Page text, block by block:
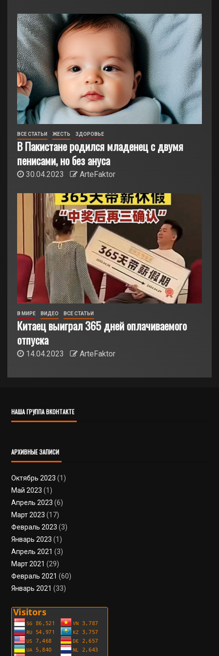
ВСЕ СТАТЬИ ЖЕСТЬ ЗДОРОВЬЕ
В Пакистане родился младенец с двумя
пенисами, но без ануса
30.04.2023 ArteFaktor
В МИРЕ ВИДЕО ВСЕ СТАТЬИ
Китаец выиграл 365 дней оплачиваемого
отпуска
14.04.2023 ArteFaktor
НАША ГРУППА ВКОНТАКТЕ
АРХИВНЫЕ ЗАПИСИ
Октябрь 2023 (1)
Май 2023 (1)
Апрель 2023 (6)
Март 2023 (17)
Февраль 2023 (3)
Январь 2023 (1)
Апрель 2021 (3)
Март 2021 (29)
Февраль 2021 (60)
Январь 2021 (33)